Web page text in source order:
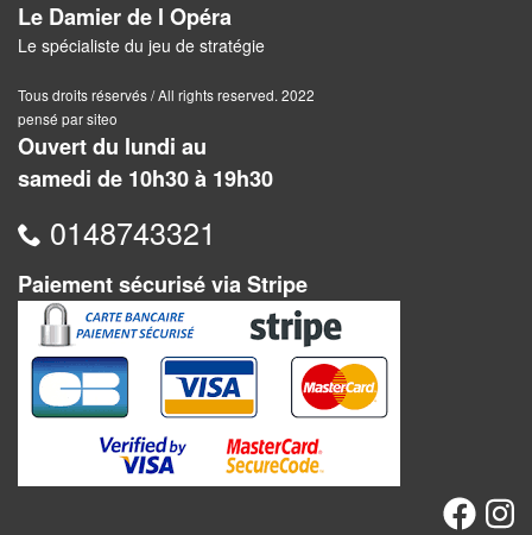
Pour
2
Joueurs
Ambiance
Gestion
Escape
Game
/
Enquête
évolutifs
Le Damier de l Opéra
Le spécialiste du jeu de stratégie
Tous droits réservés / All rights reserved. 2022
pensé par siteo
Ouvert du lundi au
samedi de 10h30 à 19h30
0148743321
Paiement sécurisé via Stripe